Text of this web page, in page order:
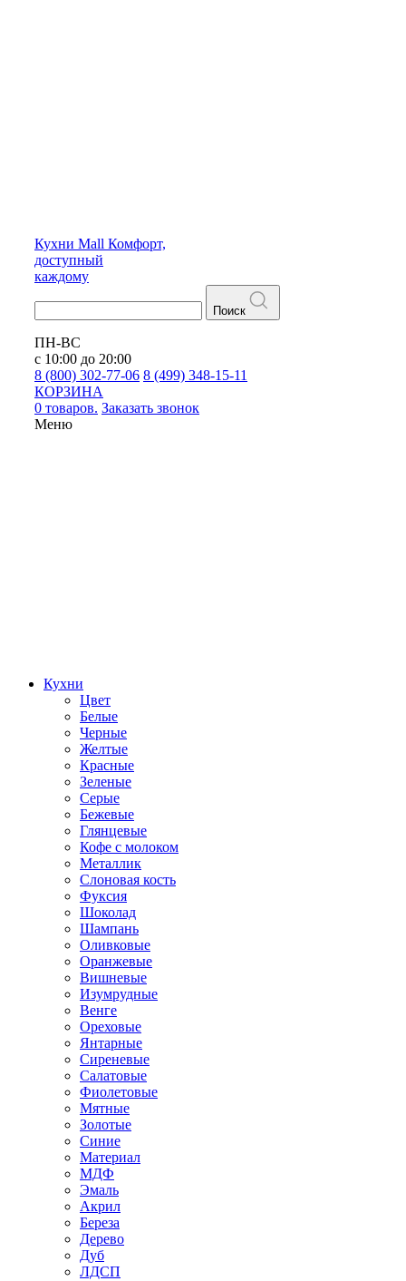
Кухни Mall Комфорт,
доступный
каждому
Поиск
ПН-ВС
с 10:00 до 20:00
8 (800) 302-77-06 8 (499) 348-15-11
КОРЗИНА
0 товаров. Заказать звонок
Меню
Кухни
Цвет
Белые
Черные
Желтые
Красные
Зеленые
Серые
Бежевые
Глянцевые
Кофе с молоком
Металлик
Слоновая кость
Фуксия
Шоколад
Шампань
Оливковые
Оранжевые
Вишневые
Изумрудные
Венге
Ореховые
Янтарные
Сиреневые
Салатовые
Фиолетовые
Мятные
Золотые
Синие
Материал
МДФ
Эмаль
Акрил
Береза
Дерево
Дуб
ЛДСП